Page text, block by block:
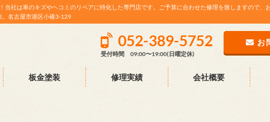
当社は車のキズやヘコミのリペアに特化した専門店です。ご予算に合わせた修理を致しますので、
名古屋市港区小碓3-129
052-389-5752
受付時間 09:00〜19:00(日曜定休)
お
板金塗装 修理実績 会社概要